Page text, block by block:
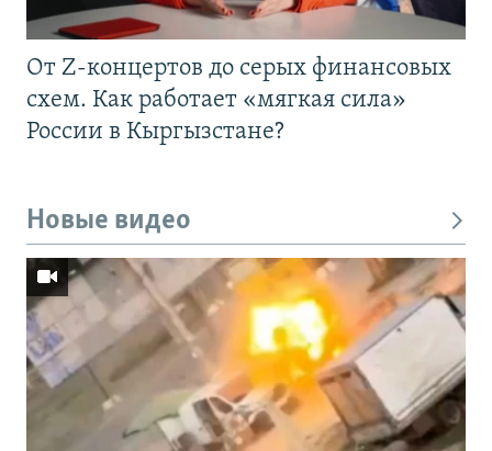
От Z-концертов до серых финансовых
схем. Как работает «мягкая сила»
России в Кыргызстане?
Новые видео